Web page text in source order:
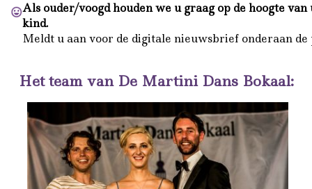
Als ouder/voogd houden we u graag op de hoogte van
kind.
Meldt u aan voor de digitale nieuwsbrief onderaan de
Het team van De Martini Dans Bokaal: